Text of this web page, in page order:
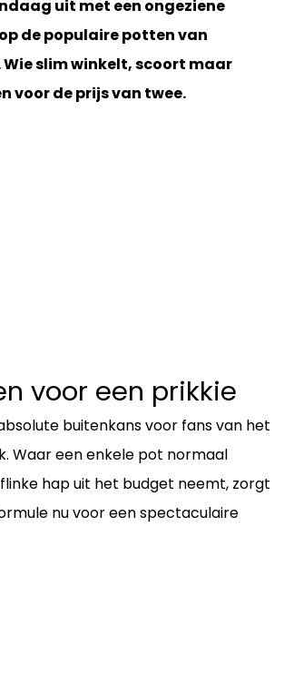
uit met een ongeziene
de populaire potten van
slim winkelt, scoort maar
voor de prijs van twee.
voor een prikkie
buitenkans voor fans van het
Waar een enkele pot normaal
hap uit het budget neemt, zorgt
nu voor een spectaculaire